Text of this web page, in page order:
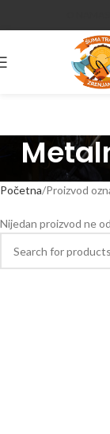
Početna Proizvod
Nijedan proizvod ne